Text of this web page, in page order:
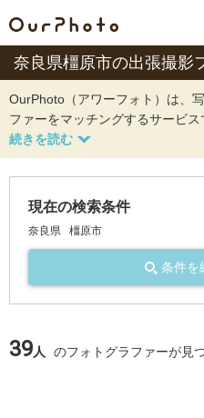
奈良県橿原市の出張撮影
OurPhoto（アワーフォト）は、
ファーをマッチングするサービス
現在の検索条件
奈良県 橿原市
条件を
39人 のフォトグラファーが見